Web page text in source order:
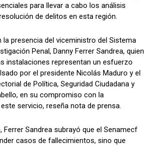
para llevar a cabo los análisis
de delitos en esta región.
presencia del viceministro del Sistema
Penal, Danny Ferrer Sandrea, quien
instalaciones representan un esfuerzo
por el presidente Nicolás Maduro y el
de Política, Seguridad Ciudadana y
en su compromiso con la
servicio, reseña nota de prensa.
Ferrer Sandrea subrayó que el Senamecf
casos de fallecimientos, sino que